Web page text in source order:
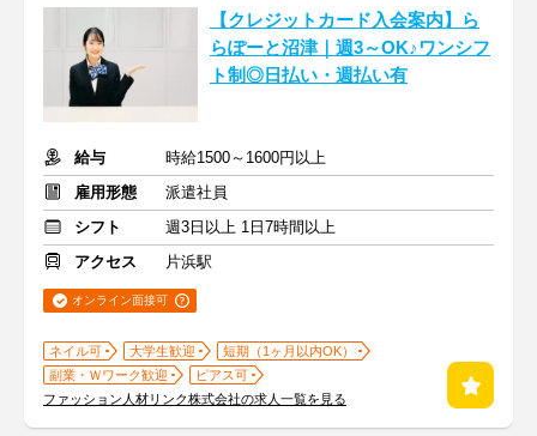
【クレジットカード入会案内】ら
らぽーと沼津｜週3～OK♪ワンシフ
ト制◎日払い・週払い有
給与
時給1500～1600円以上
雇用形態
派遣社員
シフト
週3日以上 1日7時間以上
アクセス
片浜駅
オンライン面接可
ネイル可 大学生歓迎
短期（1ヶ月以内OK）
副業・Ｗワーク歓迎
ピアス可
ファッション人材リンク株式会社の求人一覧を見る